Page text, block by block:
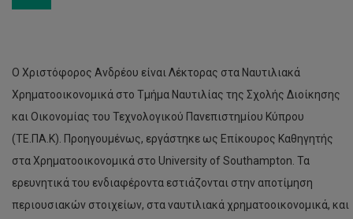
Ο Χριστόφορος Ανδρέου είναι Λέκτορας στα Ναυτιλιακά
Χρηματοοικονομικά στο Τμήμα Ναυτιλίας της Σχολής Διοίκησης
και Οικονομίας του Τεχνολογικού Πανεπιστημίου Κύπρου
(ΤΕ.ΠΑ.Κ). Προηγουμένως, εργάστηκε ως Επίκουρος Καθηγητής
στα Χρηματοοικονομικά στο University of Southampton. Τα
ερευνητικά του ενδιαφέροντα εστιάζονται στην αποτίμηση
περιουσιακών στοιχείων, στα ναυτιλιακά χρηματοοικονομικά, και